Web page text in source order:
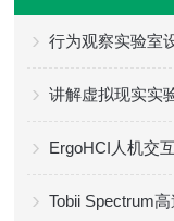
行为观察实验室
讲解虚拟现实实
ErgoHCI人机交
Tobii Spectrum